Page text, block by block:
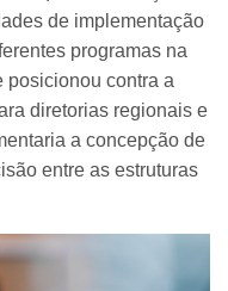
de implementação
programas na
posicionou contra a
diretorias regionais e
a concepção de
entre as estruturas